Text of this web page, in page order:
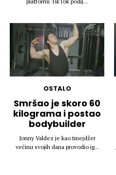
OSTALO
Smršao je skoro 60
kilograma i postao
bodybuilder
Jonny Valdez je kao tinejdžer
većinu svojih dana provodio ig...